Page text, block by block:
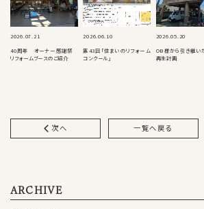
2026.07.21
40周年 オーナー感謝祭
リフォームブースのご紹介
2026.06.10
第43回「住まいのリフォーム
コンクール」
2026.05.20
OB様から引き継い
再生計画
次へ 一覧へ戻る
ARCHIVE